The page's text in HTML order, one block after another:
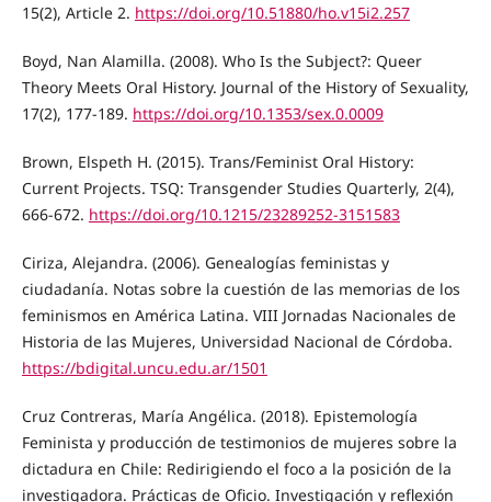
15(2), Article 2. https://doi.org/10.51880/ho.v15i2.257
Boyd, Nan Alamilla. (2008). Who Is the Subject?: Queer
Theory Meets Oral History. Journal of the History of Sexuality,
17(2), 177-189. https://doi.org/10.1353/sex.0.0009
Brown, Elspeth H. (2015). Trans/Feminist Oral History:
Current Projects. TSQ: Transgender Studies Quarterly, 2(4),
666-672. https://doi.org/10.1215/23289252-3151583
Ciriza, Alejandra. (2006). Genealogías feministas y
ciudadanía. Notas sobre la cuestión de las memorias de los
feminismos en América Latina. VIII Jornadas Nacionales de
Historia de las Mujeres, Universidad Nacional de Córdoba.
https://bdigital.uncu.edu.ar/1501
Cruz Contreras, María Angélica. (2018). Epistemología
Feminista y producción de testimonios de mujeres sobre la
dictadura en Chile: Redirigiendo el foco a la posición de la
investigadora. Prácticas de Oficio. Investigación y reflexión